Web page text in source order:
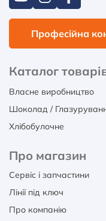
Професійна
Каталог
Власне виробництво
Шоколад /
Хлібобулочне
Про магазин
Сервіс і запчастини
Лінії під ключ
Про компанію